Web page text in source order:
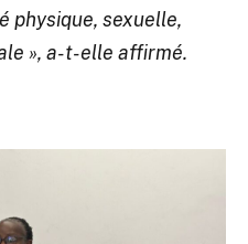
physique, sexuelle,
», a-t-elle affirmé.